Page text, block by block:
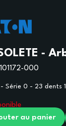
-
101172-000
- Série 0 - 23 dents
au panier